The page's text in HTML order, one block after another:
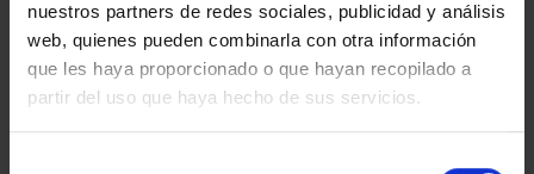
nuestros partners de redes sociales, publicidad y análisis
web, quienes pueden combinarla con otra información
que les haya proporcionado o que hayan recopilado a
partir del uso que haya hecho de sus servicios.